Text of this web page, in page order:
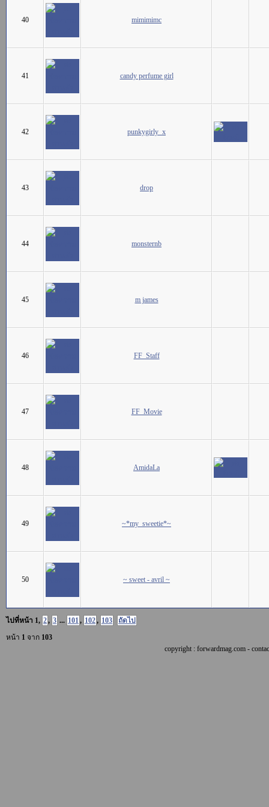
40 mimimimc
41 candy perfume girl
42 punkygirly_x
43 drop
44 monsternb
45 m james
46 FF_Staff
47 FF_Movie
48 AmidaLa
49 ~*my_sweetie*~
50 ~ sweet - avril ~
ไปที่หน้า 1, 2, 3 ... 101, 102, 103
ถัดไป
หน้า 1 จาก 103
copyright : forwardmag.com -